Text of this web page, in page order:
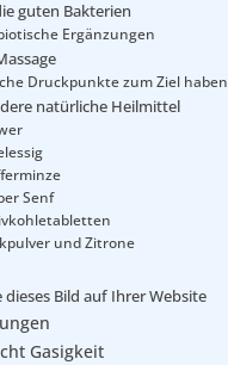
guten Bakterien
Ergänzungen
Druckpunkte zum Ziel haben
natürliche Heilmittel
Senf
und Zitrone
dieses Bild auf Ihrer Website
Gasigkeit